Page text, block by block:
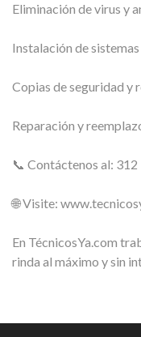
Eliminación de virus y
Instalación de
Copias de seguridad y
Reparación y
📞 Contáctenos al:
🌐 Visite:
En TécnicosYa.com
rinda al máximo y sin